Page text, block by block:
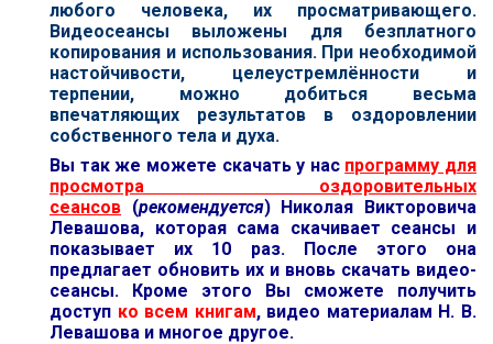
любого человека, их просматривающего.
Видеосеансы выложены для безплатного
копирования и использования. При необходимой
настойчивости, целеустремлённости и
терпении, можно добиться весьма
впечатляющих результатов в оздоровлении
собственного тела и духа.
Вы так же можете скачать у нас программу для
просмотра оздоровительных
сеансов (рекомендуется) Николая Викторовича
Левашова, которая сама скачивает сеансы и
показывает их 10 раз. После этого она
предлагает обновить их и вновь скачать видео-
сеансы. Кроме этого Вы сможете получить
доступ ко всем книгам, видео материалам Н. В.
Левашова и многое другое.